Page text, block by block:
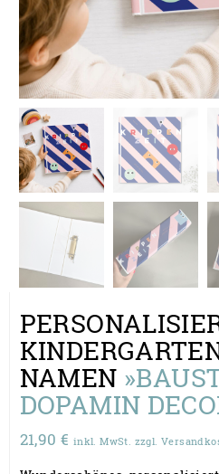
NAMEN
DOPAMIN
21,90 € inkl. MwSt. zzgl.